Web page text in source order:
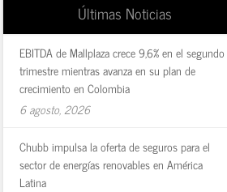
Últimas Noticias
EBITDA de Mallplaza crece 9,6% en el segundo
trimestre mientras avanza en su plan de
crecimiento en Colombia
6 agosto, 2026
Chubb impulsa la oferta de seguros para el
sector de energías renovables en América
Latina